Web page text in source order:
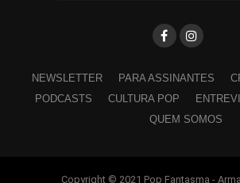
NEWSLETTER PARA ASSINANTES
PODCASTS
CULTURA POP
QUEM SOMOS
Copyright © 2021 Pop Fantasma -